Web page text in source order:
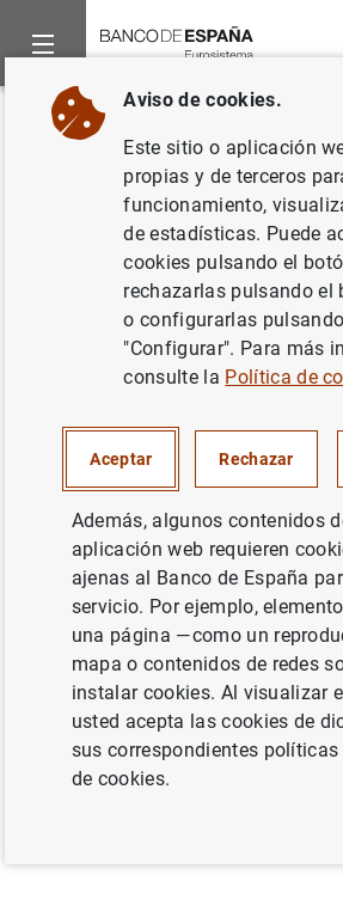
Inicio Noticias y eventos
Volver
En junio de 2020 la
española presentó
capacidad de
2,3 mm de euros,
4,1 mm registrados
SITUACIÓN ECONÓMICA
En junio de 2020 la
presentó una capacidad
2,3 mm de euros, inferior
registrados en junio de
Aviso de cookies.
Este sitio o aplicación
propias y de terceros
funcionamiento,
de estadísticas. Puede
cookies pulsando el
rechazarlas pulsando el
o configurarlas
"Configurar". Para más
consulte la Política de
Aceptar Rechazar
Además, algunos contenidos
aplicación web requieren
ajenas al Banco de España
servicio. Por ejemplo,
una página —como un
mapa o contenidos de redes
instalar cookies. Al visualizar
usted acepta las cookies de
sus correspondientes
de cookies.